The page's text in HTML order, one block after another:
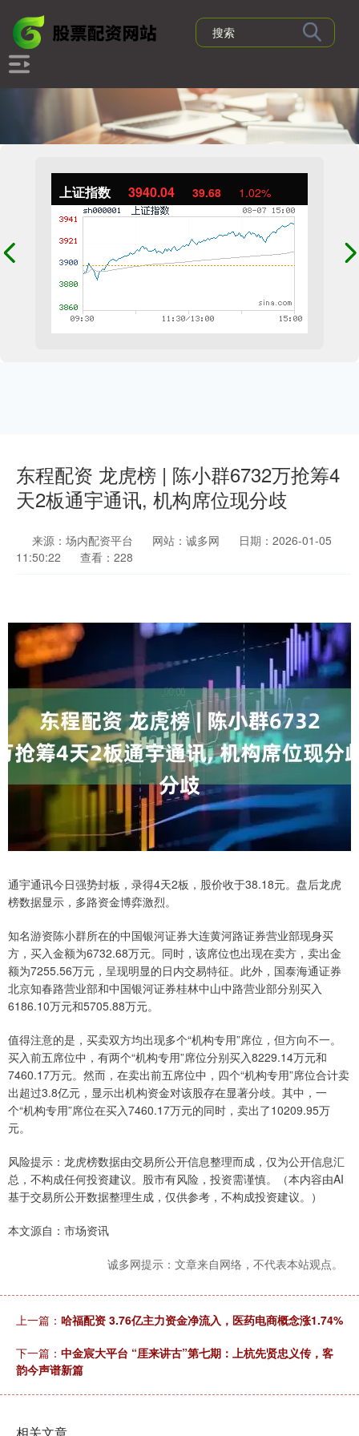
上证指数 3940.04 39.68 1.02%
东程配资 龙虎榜 | 陈小群6732万抢筹4
天2板通宇通讯, 机构席位现分歧
来源：场内配资平台 网站：诚多网
日期：2026-01-05
11:50:22
查看：228
通宇通讯今日强势封板，录得4天2板，股价收于38.18元。盘后龙虎
榜数据显示，多路资金博弈激烈。
知名游资陈小群所在的中国银河证券大连黄河路证券营业部现身买
方，买入金额为6732.68万元。同时，该席位也出现在卖方，卖出金
额为7255.56万元，呈现明显的日内交易特征。此外，国泰海通证券
北京知春路营业部和中国银河证券桂林中山中路营业部分别买入
6186.10万元和5705.88万元。
值得注意的是，买卖双方均出现多个“机构专用”席位，但方向不一。
买入前五席位中，有两个“机构专用”席位分别买入8229.14万元和
7460.17万元。然而，在卖出前五席位中，四个“机构专用”席位合计卖
出超过3.8亿元，显示出机构资金对该股存在显著分歧。其中，一
个“机构专用”席位在买入7460.17万元的同时，卖出了10209.95万
元。
风险提示：龙虎榜数据由交易所公开信息整理而成，仅为公开信息汇
总，不构成任何投资建议。股市有风险，投资需谨慎。（本内容由AI
基于交易所公开数据整理生成，仅供参考，不构成投资建议。）
本文源自：市场资讯
诚多网提示：文章来自网络，不代表本站观点。
上一篇： 哈福配资 3.76亿主力资金净流入，医药电商概念涨1.74%
下一篇： 中金宸大平台 “厓来讲古”第七期：上杭先贤忠义传，客
韵今声谱新篇